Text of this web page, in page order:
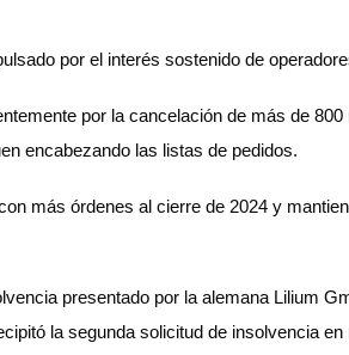
por el interés sostenido de
por la cancelación de más de
encabezando las listas de pedidos.
más órdenes al cierre de 2024 y
presentado por la alemana Lilium
la segunda solicitud de insolvencia